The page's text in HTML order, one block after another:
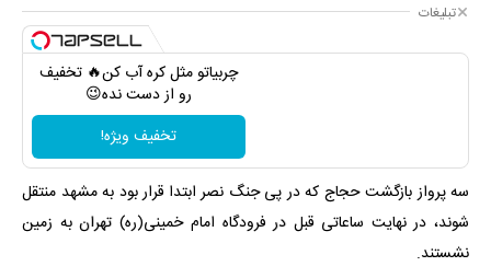
تبلیغات
چربیاتو مثل کره آب کن🔥 تخفیف
رو از دست نده😉
تخفیف ویژه!
سه پرواز بازگشت حجاج که در پی جنگ نصر ابتدا قرار بود به مشهد منتقل
شوند، در نهایت ساعاتی قبل در فرودگاه امام خمینی(ره) تهران به زمین
نشستند.